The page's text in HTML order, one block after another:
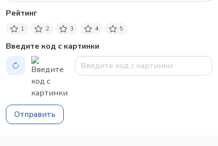
Рейтинг
1 2 3 4 5
Введите код с картинки
Отправить